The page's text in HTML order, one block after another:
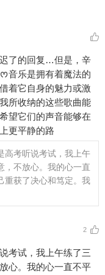
了的回复…但是，辛
音乐是拥有着魔法的
着它自身的魅力或激
所收纳的这些歌曲能
望它们的声音能够在
更平静的路
高考听说考试，我上午
，不放心。我的心一直
重获了决心和笃定。我
2
考试，我上午练了三
心。我的心一直不平